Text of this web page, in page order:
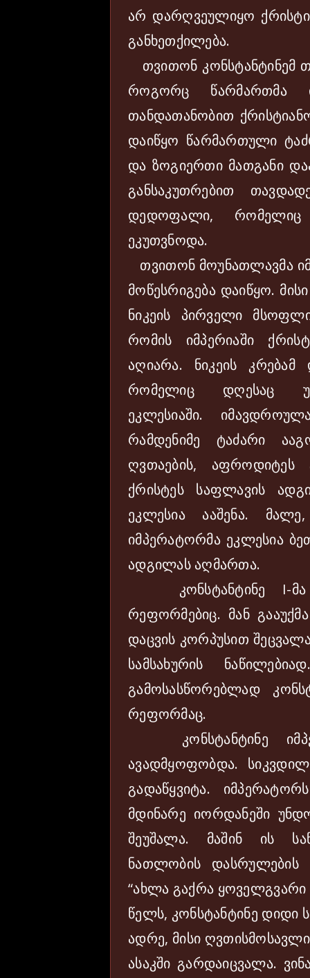
არ დარღვეულიყო
განხეთქილება.
თვითონ კონსტანტინემ
როგორც წარმართმა
თანდათანობით
დაიწყო წარმართული
და ზოგიერთი მათგანი
განსაკუთრებით
დედოფალი, რომელიც
ეკუთვნოდა.
თვითონ მოუნათლავმა
მოწესრიგება დაიწყო.
ნიკეის პირველი
რომის იმპერიაში
აღიარა. ნიკეის კრებამ
რომელიც დღესაც
ეკლესიაში.
რამდენიმე ტაძარი
ღვთაების, აფროდიტეს
ქრისტეს საფლავის
ეკლესია ააშენა.
იმპერატორმა ეკლესია
ადგილას აღმართა.
კონსტანტინე I-მა
რეფორმებიც. მან
დაცვის კორპუსით
სამსახურის
გამოსასწორებლად
რეფორმაც.
კონსტანტინე
ავადმყოფობდა.
გადაწყვიტა.
მდინარე იორდანეში
შეუშალა. მაშინ ის
ნათლობის დასრულების
“ახლა გაქრა ყოველგვარი
წელს, კონსტანტინე დიდი
ადრე, მისი
ასაკში გარდაიცვალა.